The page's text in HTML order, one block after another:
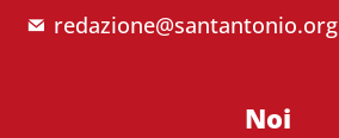
redazione@santantonio.org
Noi